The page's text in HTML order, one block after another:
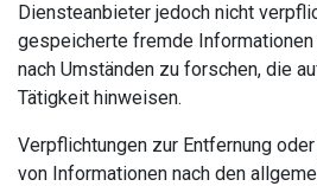
Diensteanbieter jedoch nicht
gespeicherte fremde
nach Umständen zu forschen, die
Tätigkeit hinweisen.
Verpflichtungen zur Entfernung
von Informationen nach den